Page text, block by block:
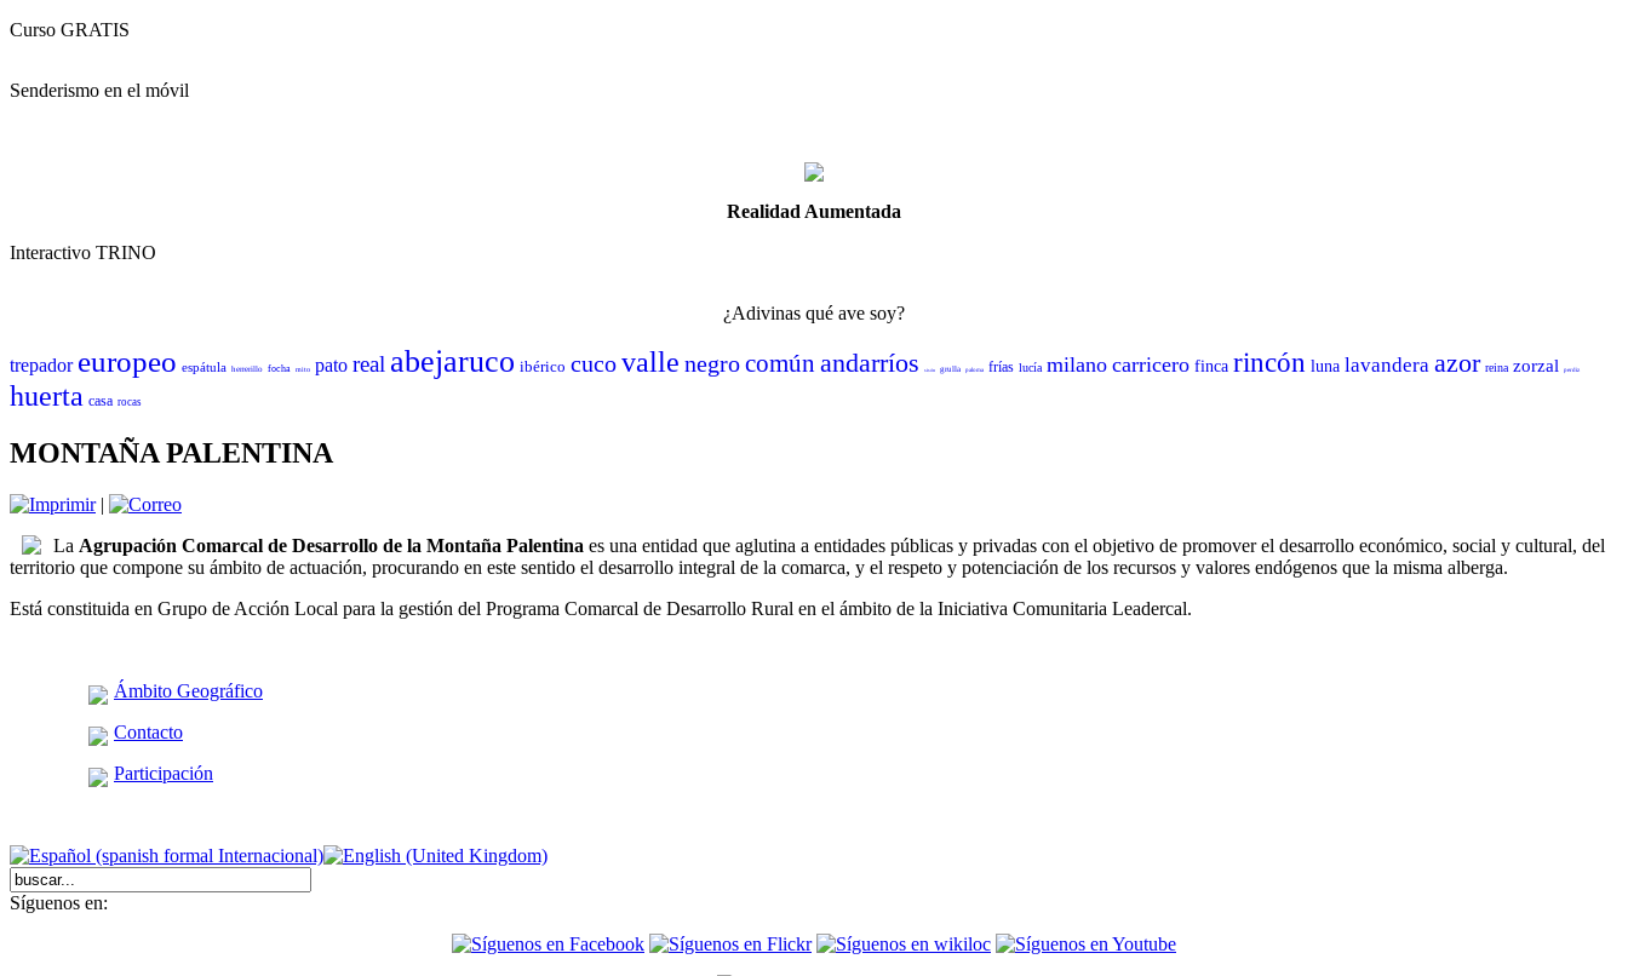
Curso GRATIS
Senderismo en el móvil
Realidad Aumentada
Interactivo TRINO
¿Adivinas qué ave soy?
trepador europeo espátula herrerillo focha mito pato real abejaruco ibérico cucovalle negrocomún andarríos sisón grulla paloma frías lucía milano carricero finca rincón luna lavandera azor reina zorzal perdiz
huerta casa rocas
MONTAÑA PALENTINA
|
La Agrupación Comarcal de Desarrollo de la Montaña Palentina es una entidad que aglutina a entidades públicas y privadas con el objetivo de promover el desarrollo económico, social y cultural, del
territorio que compone su ámbito de actuación, procurando en este sentido el desarrollo integral de la comarca, y el respeto y potenciación de los recursos y valores endógenos que la misma alberga.
Está constituida en Grupo de Acción Local para la gestión del Programa Comarcal de Desarrollo Rural en el ámbito de la Iniciativa Comunitaria Leadercal.
Ámbito Geográfico
Contacto
Participación
Síguenos en: